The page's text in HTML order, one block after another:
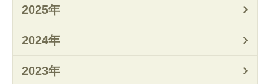
2025年
2024年
2023年